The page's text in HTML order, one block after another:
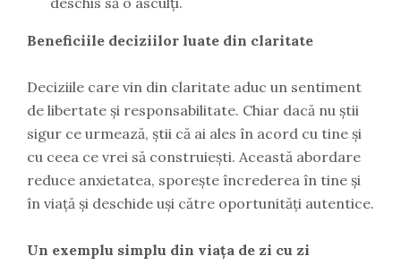
Beneficiile deciziilor luate din claritate
Deciziile care vin din claritate aduc un sentiment
de libertate și responsabilitate. Chiar dacă nu știi
sigur ce urmează, știi că ai ales în acord cu tine și
cu ceea ce vrei să construiești. Această abordare
reduce anxietatea, sporește încrederea în tine și
în viață și deschide uși către oportunități autentice.
Un exemplu simplu din viața de zi cu zi